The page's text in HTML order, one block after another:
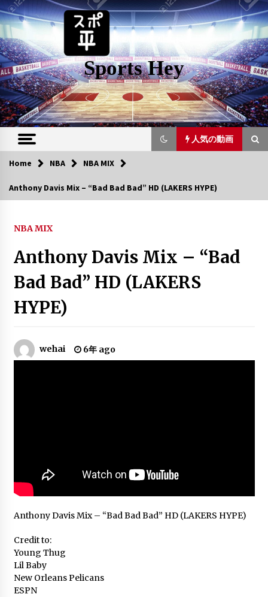
Skip
to
content
Sports Hey
人気の動画
人気の動画
Best Of Jayson Tatum | 2019-20 NBA
Season
6年 ago
NBA MIX | DeMar DeRozan | “DeMar
6年 ago
Home NBA NBA MIX
Anthony Davis Mix – “Bad Bad Bad” HD (LAKERS HYPE)
NBA MIX
Anthony Davis Mix – “Bad
Bad Bad” HD (LAKERS
HYPE)
wehai 6年 ago
Anthony Davis Mix – “Bad Bad Bad” HD (LAKERS HYPE)
Credit to:
Young Thug
Lil Baby
New Orleans Pelicans
ESPN